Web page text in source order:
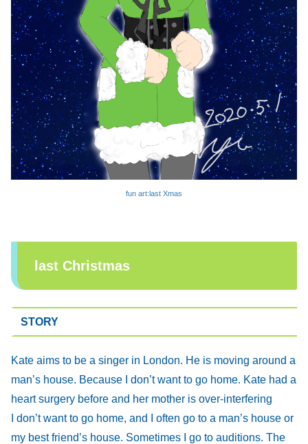
fun art:last Xmas
last Christmas
STORY
Kate aims to be a singer in London. He is moving around a
man’s house. Because I don’t want to go home. Kate had a
heart surgery before and her mother is over-interfering
I don’t want to go home, and I often go to a man’s house or
my best friend’s house. Sometimes I go to auditions. The